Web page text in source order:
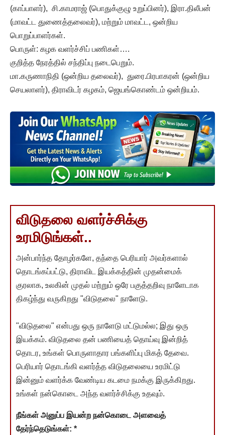
(காப்பாளர்), சி.காமராஜ் (பொதுக்குழு உறுப்பினர்), இரா.திலீபன்
(மாவட்ட துணைத்தலைவர்), மற்றும் மாவட்ட, ஒன்றிய
பொறுப்பாளர்கள்.
பொருள்: கழக வளர்ச்சிப் பணிகள்….
குறித்த நேரத்தில் சந்திப்பு நடைபெறும்.
மா.கருணாநிதி (ஒன்றிய தலைவர்), துரை.பிரபாகரன் (ஒன்றிய
செயலாளர்), திராவிடர் கழகம், ஜெயங்கொண்டம் ஒன்றியம்.
விடுதலை வளர்ச்சிக்கு
உரமிடுங்கள்..
அன்பார்ந்த தோழர்களே, தந்தை பெரியார் அவர்களால்
தொடங்கப்பட்டு, திராவிட இயக்கத்தின் முதன்மைக்
குரலாக, உலகின் முதல் மற்றும் ஒரே பகுத்தறிவு நாளேடாக
திகழ்ந்து வருகிறது "விடுதலை" நாளேடு.
"விடுதலை" என்பது ஒரு நாளேடு மட்டுமல்ல; இது ஒரு
இயக்கம். விடுதலை தன் பணியைத் தொய்வு இன்றித்
தொடர, உங்கள் பொருளாதார பங்களிப்பு மிகத் தேவை.
பெரியார் தொடங்கி வளர்த்த விடுதலையை உரமிட்டு
இன்னும் வளர்க்க வேண்டிய கடமை நமக்கு இருக்கிறது.
உங்கள் நன்கொடை அந்த வளர்ச்சிக்கு உதவும்.
நீங்கள் அனுப்ப இயன்ற நன்கொடை அளவைத்
தேர்ந்தெடுங்கள்: *